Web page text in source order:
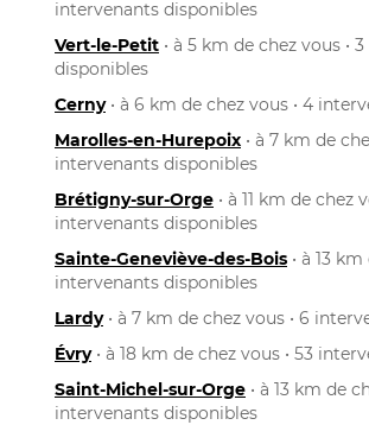
intervenants disponibles
Vert-le-Petit • à 5 km de chez vous •
disponibles
Cerny• à 6 km de chez vous • 4
Marolles-en-Hurepoix • à 7 km de
intervenants disponibles
Brétigny-sur-Orge • à 11 km de chez
intervenants disponibles
Sainte-Geneviève-des-Bois • à 13
intervenants disponibles
Lardy• à 7 km de chez vous • 6
Évry• à 18 km de chez vous • 53
Saint-Michel-sur-Orge • à 13 km de
intervenants disponibles